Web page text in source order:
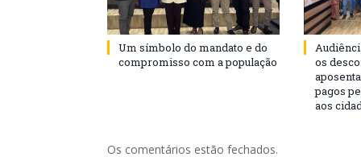
Um símbolo do mandato e do
compromisso com a população
os
pagos
aos
Os comentários estão fechados.